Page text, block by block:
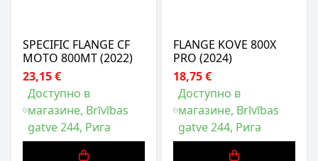
SPECIFIC FLANGE CF
MOTO 800MT (2022)
23,15 €
Доступно в
магазине, Brīvības
gatve 244, Рига
FLANGE KOVE 800X
PRO (2024)
18,75 €
Доступно в
магазине, Brīvības
gatve 244, Рига